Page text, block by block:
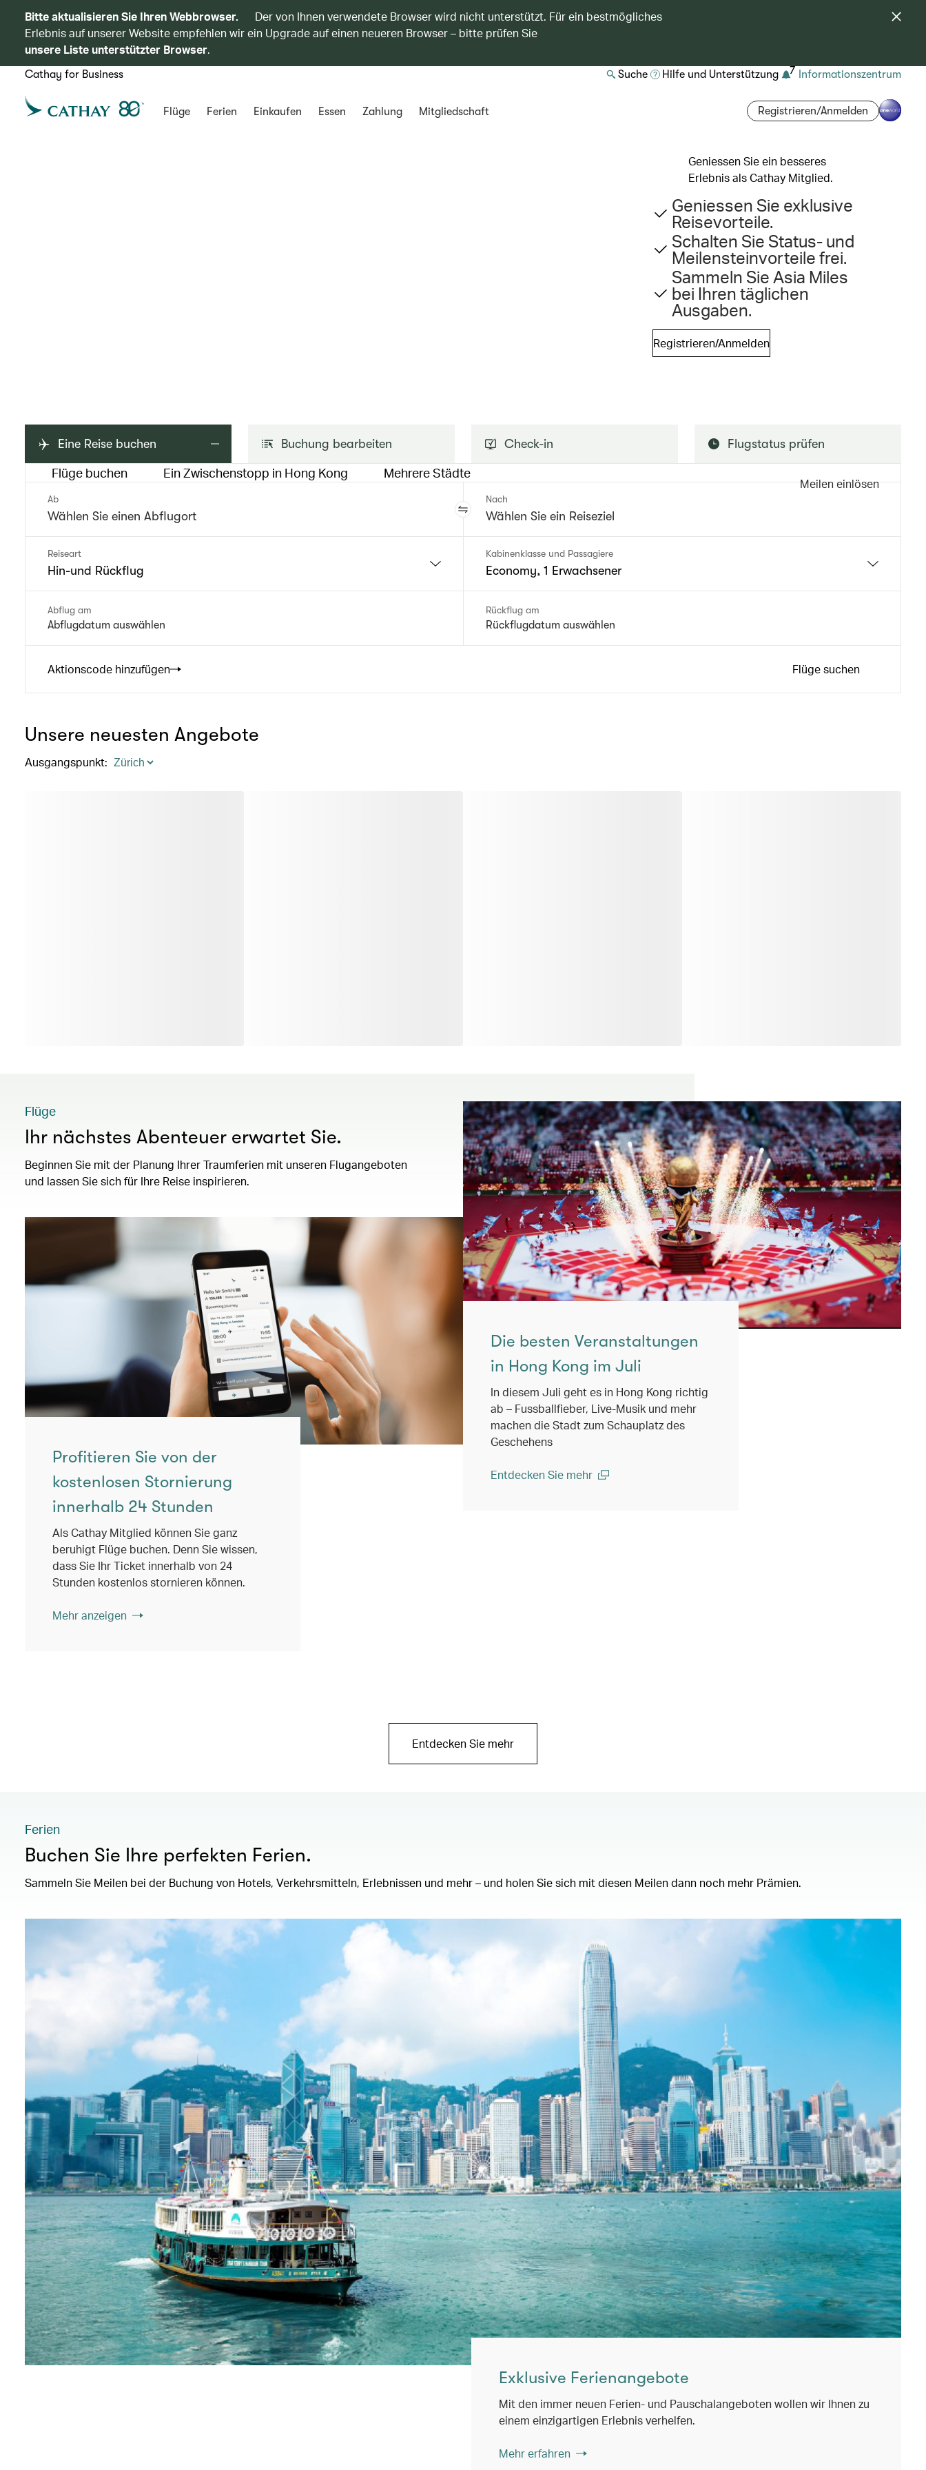
Bitte aktualisieren Sie Ihren Webbrowser.
Der von Ihnen verwendete Browser wird nicht unterstützt. Für ein bestmögliches
Erlebnis auf unserer Website empfehlen wir ein Upgrade auf einen neueren Browser – bitte prüfen Sie
unsere Liste unterstützter Browser.
Cathay for Business Suche Hilfe und Unterstützung 7 Informationszentrum
Flüge Ferien Einkaufen Essen Zahlung Mitgliedschaft Registrieren/Anmelden
Eine Reise buchen
Flüge buchen Ein Zwischenstopp in Hong Kong Mehrere Städte
Meilen einlösen
Ab Nach
Reiseart
Hin-und Rückflug
Kabinenklasse und Passagiere
Economy, 1 Erwachsener
Abflug am
Abflugdatum auswählen
Rückflug am
Rückflugdatum auswählen
Aktionscode hinzufügen Flüge suchen
Buchung bearbeiten Check-in Flugstatus prüfen
Unsere neuesten Angebote
Ausgangspunkt:
Flüge
Ihr nächstes Abenteuer erwartet Sie.
Beginnen Sie mit der Planung Ihrer Traumferien mit unseren Flugangeboten
und lassen Sie sich für Ihre Reise inspirieren.
Die besten Veranstaltungen
in Hong Kong im Juli
In diesem Juli geht es in Hong Kong richtig
ab – Fussballfieber, Live-Musik und mehr
machen die Stadt zum Schauplatz des
Geschehens
Entdecken Sie mehr
Profitieren Sie von der
kostenlosen Stornierung
innerhalb 24 Stunden
Als Cathay Mitglied können Sie ganz
beruhigt Flüge buchen. Denn Sie wissen,
dass Sie Ihr Ticket innerhalb von 24
Stunden kostenlos stornieren können.
Mehr anzeigen
Entdecken Sie mehr
Ferien
Buchen Sie Ihre perfekten Ferien.
Sammeln Sie Meilen bei der Buchung von Hotels, Verkehrsmitteln, Erlebnissen und mehr – und holen Sie sich mit diesen Meilen dann noch mehr Prämien.
Exklusive Ferienangebote
Mit den immer neuen Ferien- und Pauschalangeboten wollen wir Ihnen zu
einem einzigartigen Erlebnis verhelfen.
Mehr erfahren
Geniessen Sie ein besseres
Erlebnis als Cathay Mitglied.
Geniessen Sie exklusive
Reisevorteile.
Schalten Sie Status- und
Meilensteinvorteile frei.
Sammeln Sie Asia Miles
bei Ihren täglichen
Ausgaben.
Registrieren/Anmelden